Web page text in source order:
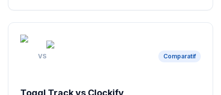
flexibilité, un plan gratuit pour tester et une interface
VS Comparatif
Toggl Trackvs Clockify